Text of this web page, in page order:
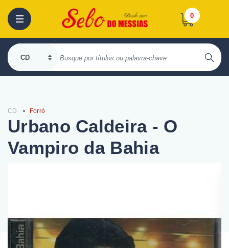
0
CD Forró
Urbano Caldeira - O
Vampiro da Bahia